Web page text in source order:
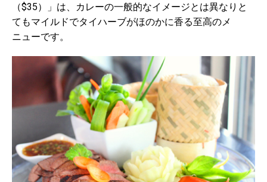
（$35）」は、カレーの一般的なイメージとは異なりと
てもマイルドでタイハーブがほのかに香る至高のメ
ニューです。